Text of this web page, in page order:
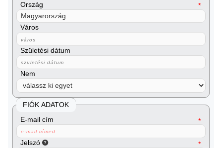
Ország
Város
Születési dátum
Nem
FIÓK ADATOK
E-mail cím
Jelszó